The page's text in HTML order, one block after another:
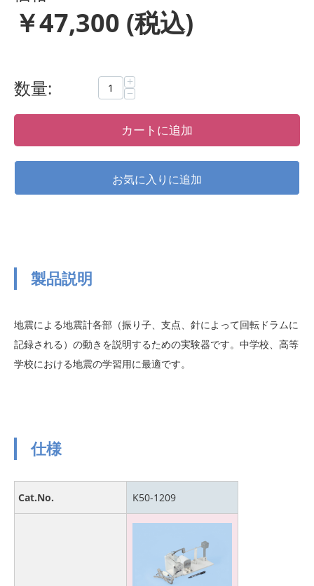
￥47,300 (税込)
数量: +
−
カートに追加
製品説明
地震による地震計各部（振り子、支点、針によって回転ドラムに
記録される）の動きを説明するための実験器です。中学校、高等
学校における地震の学習用に最適です。
仕様
Cat.No. K50-1209